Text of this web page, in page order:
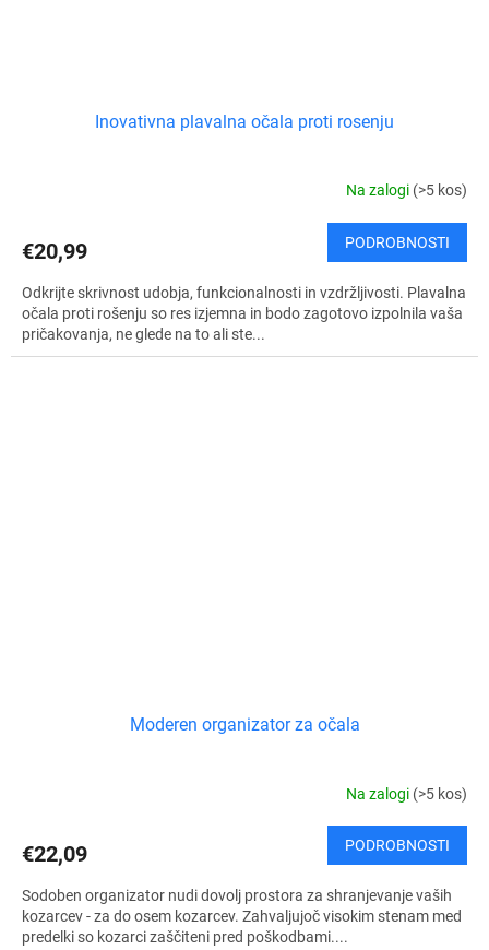
Inovativna plavalna očala proti rosenju
Na zalogi (>5 kos)
€20,99 PODROBNOSTI
Odkrijte skrivnost udobja, funkcionalnosti in vzdržljivosti. Plavalna
očala proti rošenju so res izjemna in bodo zagotovo izpolnila vaša
pričakovanja, ne glede na to ali ste...
Moderen organizator za očala
Na zalogi (>5 kos)
€22,09 PODROBNOSTI
Sodoben organizator nudi dovolj prostora za shranjevanje vaših
kozarcev - za do osem kozarcev. Zahvaljujoč visokim stenam med
predelki so kozarci zaščiteni pred poškodbami....